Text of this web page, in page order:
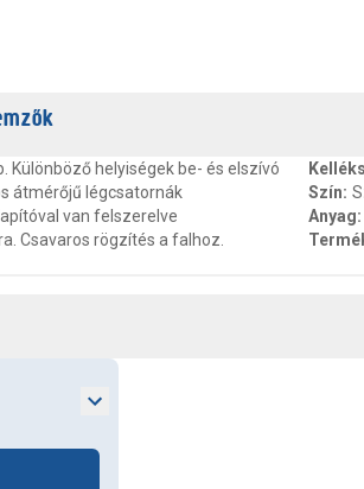
helyiségek be- és elszívó
átmérőjű légcsatornák
van felszerelve
Csavaros rögzítés a falhoz.
Szín:
Anyag: